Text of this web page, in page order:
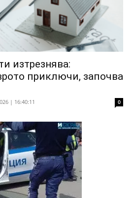
изтрезнява:
приключи, започва
| 16:40:11 0